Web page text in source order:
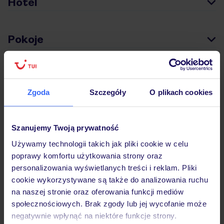
Zgoda Szczegóły O plikach cookies
Szanujemy Twoją prywatność
Używamy technologii takich jak pliki cookie w celu
poprawy komfortu użytkowania strony oraz
personalizowania wyświetlanych treści i reklam. Pliki
cookie wykorzystywane są także do analizowania ruchu
na naszej stronie oraz oferowania funkcji mediów
społecznościowych. Brak zgody lub jej wycofanie może
negatywnie wpłynąć na niektóre funkcje strony.
Pokoje
Wyżywienie
Ważne informacje
Często zadawane pytania
Jak zmienić uczestników/osobę zgłaszającą?